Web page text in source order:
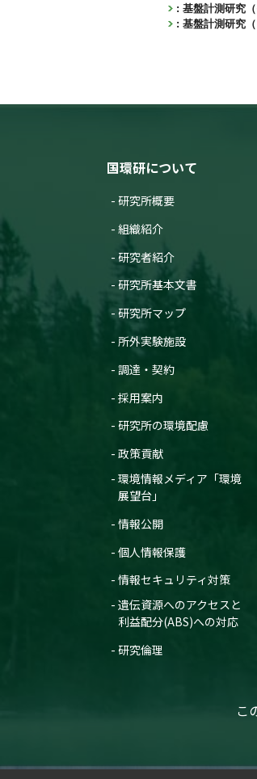
: 基盤計測研究（
: 基盤計測研究
国環研について
研究所概要
組織紹介
研究者紹介
研究所基本文書
研究所マップ
所外実験施設
調達・契約
採用案内
研究所の環境配慮
政策貢献
環境情報メディア「環境
展望台」
情報公開
個人情報保護
情報セキュリティ対策
遺伝資源へのアクセスと
利益配分(ABS)への対応
研究倫理
こ